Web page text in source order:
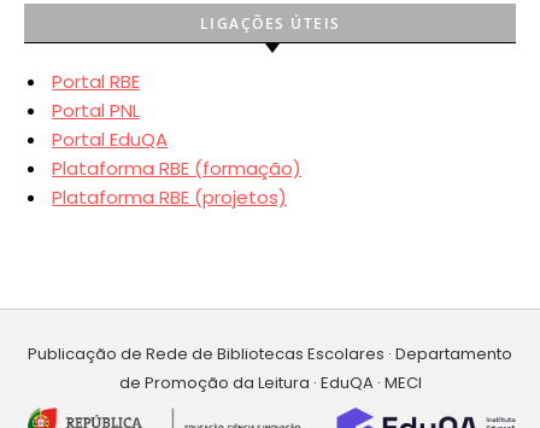
LIGAÇÕES ÚTEIS
Portal RBE
Portal PNL
Portal EduQA
Plataforma RBE (formação)
Plataforma RBE (projetos)
Publicação de Rede de Bibliotecas Escolares · Departamento
de Promoção da Leitura · EduQA · MECI